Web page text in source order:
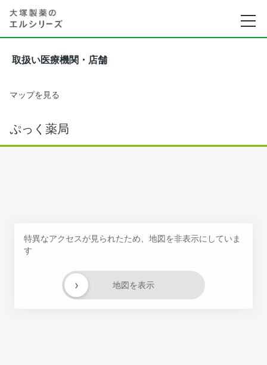
取扱い医療機関・店舗
マップを見る
ぷっく薬局
特異なアクセスが見られたため、地図を非表示にしていま
す
地図を表示
›